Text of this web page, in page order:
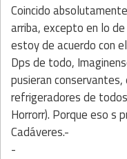
Coincido
arriba, excepto en lo
estoy de acuerdo con
Dps de todo,
pusieran
refrigeradores de
Horrorr). Porque eso s
Cadáveres.-
-